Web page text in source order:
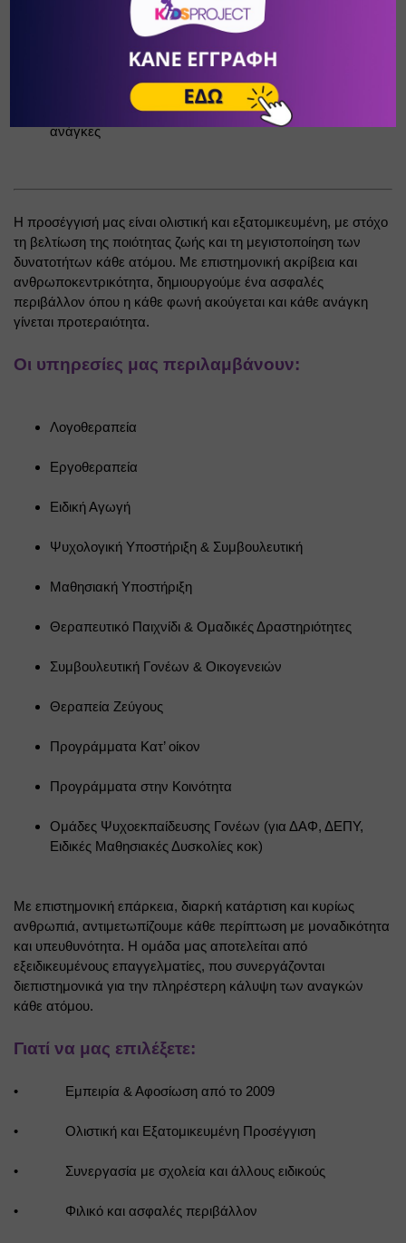
για οικογένειες με παιδιά με ΔΑΦ, ΔΕΠ-Υ και άλλες
αναπτυξιακές δυσκολίες
Σεμινάρια και εργαστήρια για γονείς και εκπαιδευτικούς
Υποστήριξη οικογενειών σε κρίση ή με ιδιαίτερες
ανάγκες
Η προσέγγισή μας είναι ολιστική και εξατομικευμένη, με στόχο
τη βελτίωση της ποιότητας ζωής και τη μεγιστοποίηση των
δυνατοτήτων κάθε ατόμου. Με επιστημονική ακρίβεια και
ανθρωποκεντρικότητα, δημιουργούμε ένα ασφαλές
περιβάλλον όπου η κάθε φωνή ακούγεται και κάθε ανάγκη
γίνεται προτεραιότητα.
Οι υπηρεσίες μας περιλαμβάνουν:
Λογοθεραπεία
Εργοθεραπεία
Ειδική Αγωγή
Ψυχολογική Υποστήριξη & Συμβουλευτική
Μαθησιακή Υποστήριξη
Θεραπευτικό Παιχνίδι & Ομαδικές Δραστηριότητες
Συμβουλευτική Γονέων & Οικογενειών
Θεραπεία Ζεύγους
Προγράμματα Κατ’ οίκον
Προγράμματα στην Κοινότητα
Ομάδες Ψυχοεκπαίδευσης Γονέων (για ΔΑΦ, ΔΕΠΥ,
Ειδικές Μαθησιακές Δυσκολίες κοκ)
Με επιστημονική επάρκεια, διαρκή κατάρτιση και κυρίως
ανθρωπιά, αντιμετωπίζουμε κάθε περίπτωση με μοναδικότητα
και υπευθυνότητα. Η ομάδα μας αποτελείται από
εξειδικευμένους επαγγελματίες, που συνεργάζονται
διεπιστημονικά για την πληρέστερη κάλυψη των αναγκών
κάθε ατόμου.
Γιατί να μας επιλέξετε:
• Εμπειρία & Αφοσίωση από το 2009
• Ολιστική και Εξατομικευμένη Προσέγγιση
• Συνεργασία με σχολεία και άλλους ειδικούς
• Φιλικό και ασφαλές περιβάλλον